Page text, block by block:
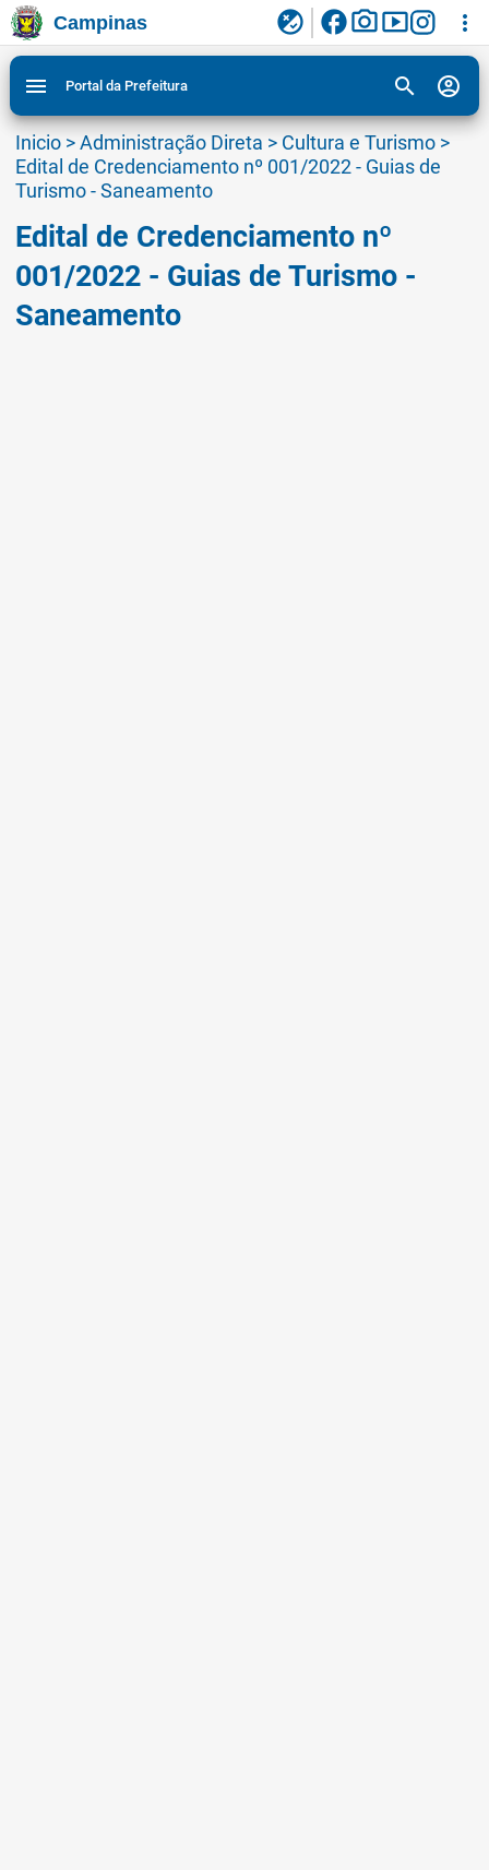
Ir para conteudo
Ir para menu do site da Prefeitura de Campinas
Ligar/Desligar contraste visual de tela para
acessibilidade
3
Campinas flaky facebookphoto_camerasmart_display more_vert
menu Portal da Prefeitura search account_circle
Inicio>Administração Direta > Cultura e Turismo >
Edital de Credenciamento nº 001/2022 - Guias de
Turismo - Saneamento
Edital de Credenciamento nº
001/2022 - Guias de Turismo -
Saneamento